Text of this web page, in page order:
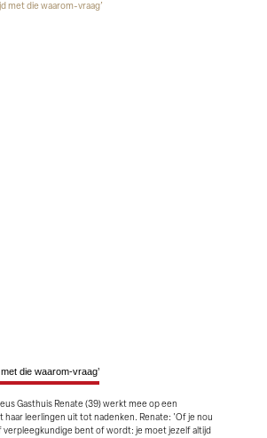
die waarom-vraag’
Gasthuis Renate (39) werkt mee op een
haar leerlingen uit tot nadenken. Renate: 'Of je nou
bent of wordt: je moet jezelf altijd